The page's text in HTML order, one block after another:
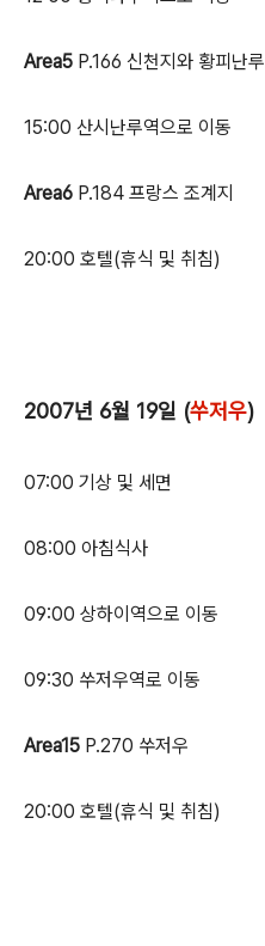
Area5 P.166 신천지와 황피난루
15:00 산시난루역으로 이동
Area6 P.184 프랑스 조계지
20:00 호텔(휴식 및 취침)
2007년 6월 19일 (쑤저우)
07:00 기상 및 세면
08:00 아침식사
09:00 상하이역으로 이동
09:30 쑤저우역로 이동
Area15 P.270 쑤저우
20:00 호텔(휴식 및 취침)